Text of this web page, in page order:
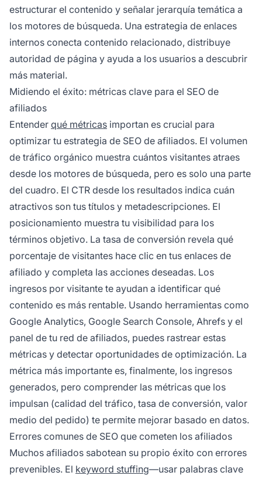
estructurar el contenido y señalar jerarquía temática a
los motores de búsqueda. Una estrategia de enlaces
internos conecta contenido relacionado, distribuye
autoridad de página y ayuda a los usuarios a descubrir
más material.
Midiendo el éxito: métricas clave para el SEO de
afiliados
Entender qué métricas importan es crucial para
optimizar tu estrategia de SEO de afiliados. El volumen
de tráfico orgánico muestra cuántos visitantes atraes
desde los motores de búsqueda, pero es solo una parte
del cuadro. El CTR desde los resultados indica cuán
atractivos son tus títulos y metadescripciones. El
posicionamiento muestra tu visibilidad para los
términos objetivo. La tasa de conversión revela qué
porcentaje de visitantes hace clic en tus enlaces de
afiliado y completa las acciones deseadas. Los
ingresos por visitante te ayudan a identificar qué
contenido es más rentable. Usando herramientas como
Google Analytics, Google Search Console, Ahrefs y el
panel de tu red de afiliados, puedes rastrear estas
métricas y detectar oportunidades de optimización. La
métrica más importante es, finalmente, los ingresos
generados, pero comprender las métricas que los
impulsan (calidad del tráfico, tasa de conversión, valor
medio del pedido) te permite mejorar basado en datos.
Errores comunes de SEO que cometen los afiliados
Muchos afiliados sabotean su propio éxito con errores
prevenibles. El keyword stuffing—usar palabras clave